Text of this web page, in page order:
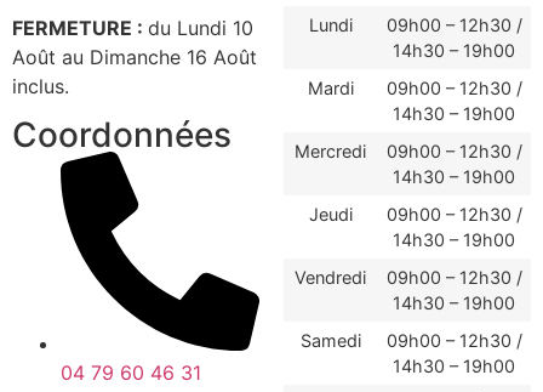
FERMETURE : du Lundi 10
Août au Dimanche 16 Août
inclus.
Coordonnées
04 79 60 46 31
Lundi
09h00 – 12h30 /
14h30 – 19h00
Mardi
09h00 – 12h30 /
14h30 – 19h00
Mercredi
09h00 – 12h30 /
14h30 – 19h00
Jeudi
09h00 – 12h30 /
14h30 – 19h00
Vendredi
09h00 – 12h30 /
14h30 – 19h00
Samedi
09h00 – 12h30 /
14h30 – 19h00